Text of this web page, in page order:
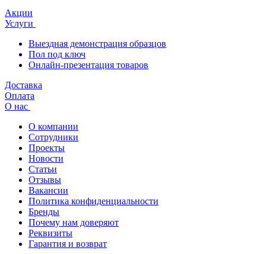
Акции
Услуги
Выездная демонстрация образцов
Пол под ключ
Онлайн-презентация товаров
Доставка
Оплата
О нас
О компании
Сотрудники
Проекты
Новости
Статьи
Отзывы
Вакансии
Политика конфиденциальности
Бренды
Почему нам доверяют
Реквизиты
Гарантия и возврат